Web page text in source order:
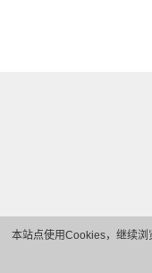
本站点使用Cookies，继续浏